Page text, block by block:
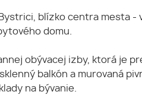
blízko centra mesta
domu.
obývacej izby, ktorá je
balkón a murovaná
na bývanie.